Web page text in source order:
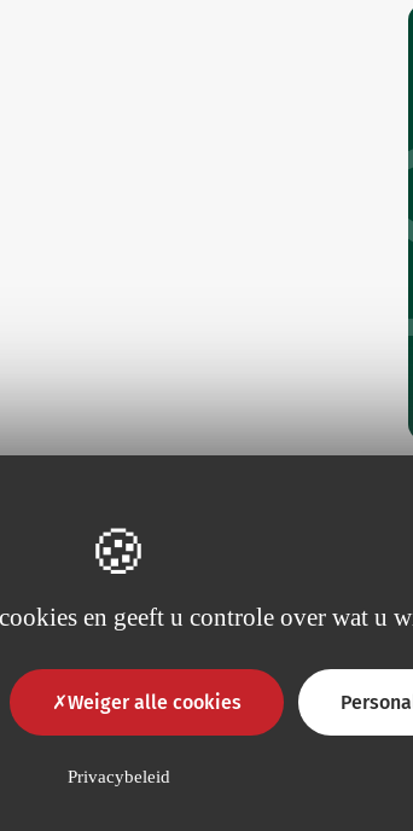
en geeft u controle over wat u
Weiger alle cookies
Privacybeleid